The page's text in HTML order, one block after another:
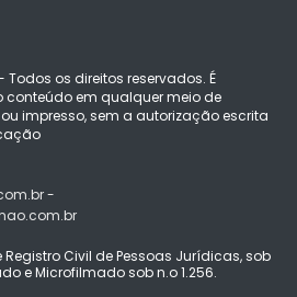
Todos os direitos reservados. É
em qualquer meio de
impresso, sem a autorização escrita
-
Civil de Pessoas Jurídicas, sob
e Microfilmado sob n.o 1.256.